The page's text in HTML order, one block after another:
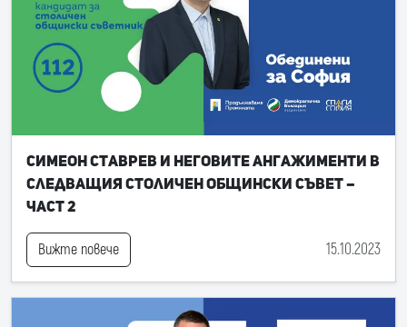
Симеон Ставрев и неговите ангажименти в
следващия Столичен общински съвет –
част 2
Вижте повече 15.10.2023